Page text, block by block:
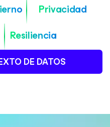
Privacidad
Resiliencia
DE DATOS